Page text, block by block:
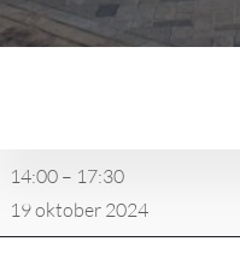
Vitesse
14:00 – 17:30
19 oktober 2024